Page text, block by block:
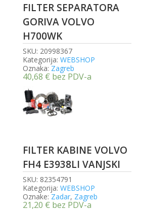
FILTER SEPARATORA
GORIVA VOLVO
H700WK
SKU: 20998367
Kategorija: WEBSHOP
Oznaka: Zagreb
40,68 € bez PDV-a
FILTER KABINE VOLVO
FH4 E3938LI VANJSKI
SKU: 82354791
Kategorija: WEBSHOP
Oznake: Zadar, Zagreb
21,20 € bez PDV-a